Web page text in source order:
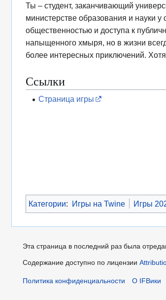
Ты – студент, заканчивающий
министерстве образования и науки
общественностью и доступа к
напыщенного хмыря, но в жизни
более интересных приключений.
Ссылки
Страница игры
Категории: Игры на Twine Игры
Эта страница в последний раз была
Содержание доступно по лицензии
Политика конфиденциальности О IFВики